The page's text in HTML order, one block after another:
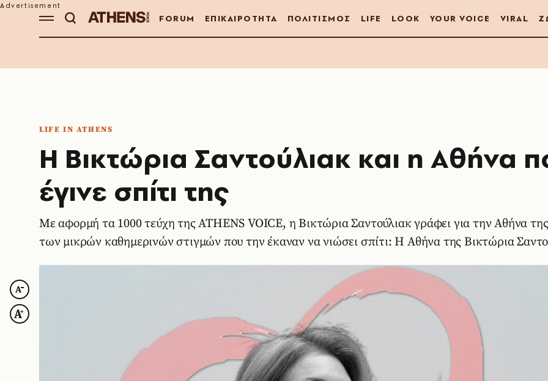
FORUM ΕΠΙΚΑΙΡΟΤΗΤΑ ΠΟΛΙΤΙΣΜΟΣ LIFE LOOK YOUR VOICE VIRAL
LIFE IN ATHENS
Η Βικτώρια Σαντούλιακ και η Αθήνα
έγινε σπίτι της
Με αφορμή τα 1000 τεύχη της ATHENS VOICE, η Βικτώρια Σαντούλιακ γράφει για την Αθήνα της
των μικρών καθημερινών στιγμών που την έκαναν να νιώσει σπίτι: H Αθήνα της Βικτώρια